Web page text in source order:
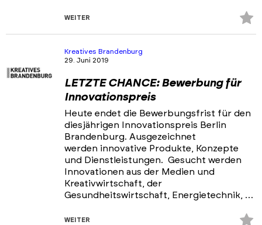
WEITER
Kreatives Brandenburg
29. Juni 2019
LETZTE CHANCE: Bewerbung für
Innovationspreis
Heute endet die Bewerbungsfrist für den
diesjährigen Innovationspreis Berlin
Brandenburg. Ausgezeichnet
werden innovative Produkte, Konzepte
und Dienstleistungen. Gesucht werden
Innovationen aus der Medien und
Kreativwirtschaft, der
Gesundheitswirtschaft, Energietechnik, …
WEITER